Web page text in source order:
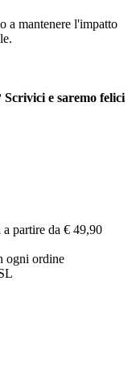
a mantenere l'impatto
e saremo felici
a partire da € 49,90
ogni ordine